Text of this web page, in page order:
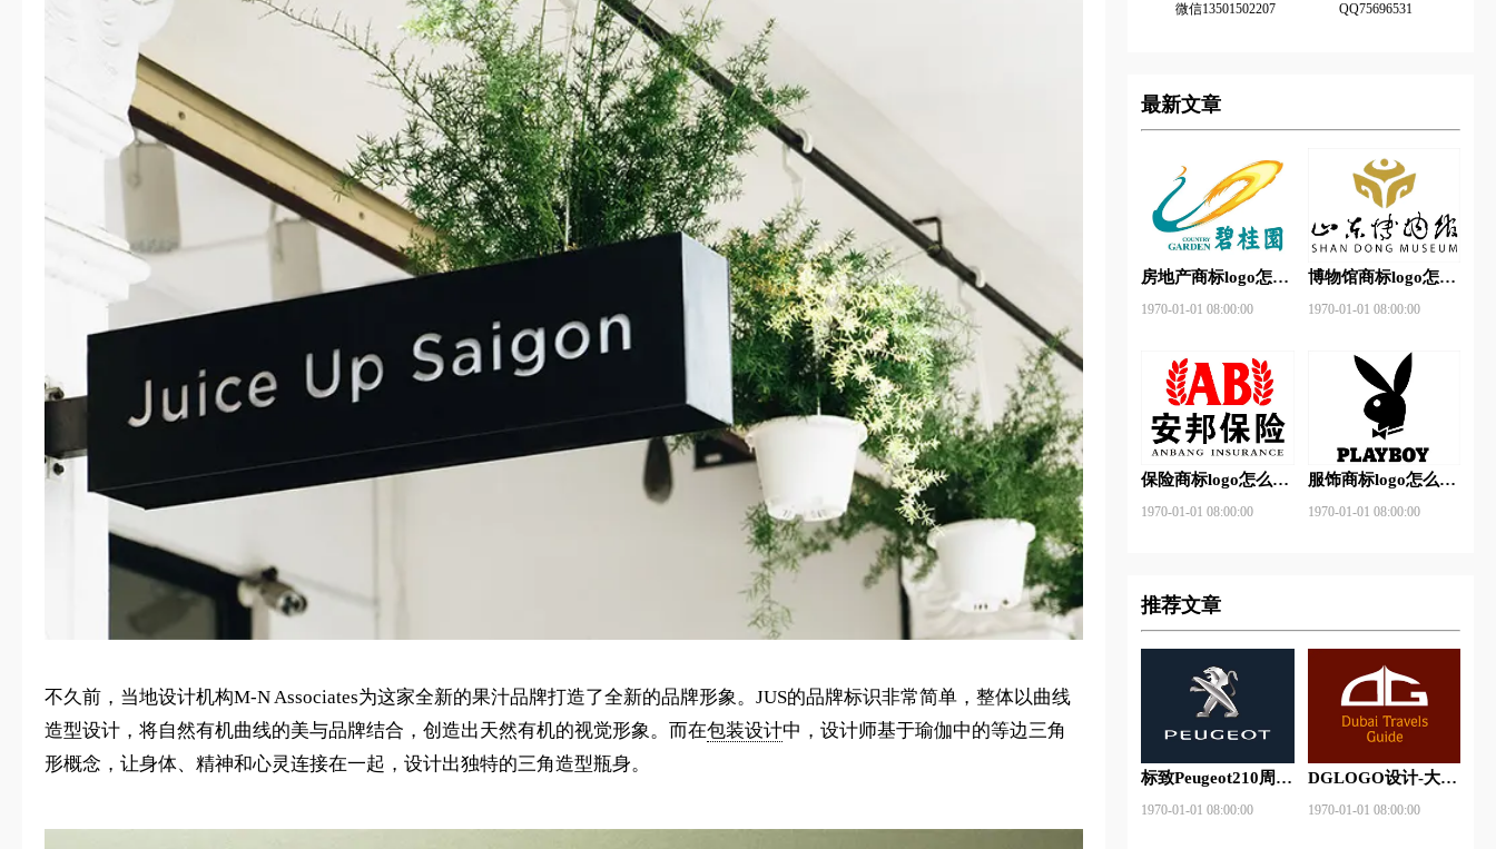
不久前，当地设计机构M-N Associates为这家全新的果汁品牌打造了全新的品牌形象。JUS的品牌标识非常简单，整体以曲线
造型设计，将自然有机曲线的美与品牌结合，创造出天然有机的视觉形象。而在包装设计中，设计师基于瑜伽中的等边三角
形概念，让身体、精神和心灵连接在一起，设计出独特的三角造型瓶身。
微信13501502207 QQ75696531
最新文章
房地产商标logo怎么
地品牌logo设计
1970-01-01 08:00:00
博物馆商标logo怎么
首都博物馆品牌logo
1970-01-01 08:00:00
保险商标logo怎么
保险品牌logo设计
1970-01-01 08:00:00
服饰商标logo怎么
品牌logo设计
1970-01-01 08:00:00
推荐文章
标致Peugeot210周年
1970-01-01 08:00:00
DGLOGO设计-大观
1970-01-01 08:00:00